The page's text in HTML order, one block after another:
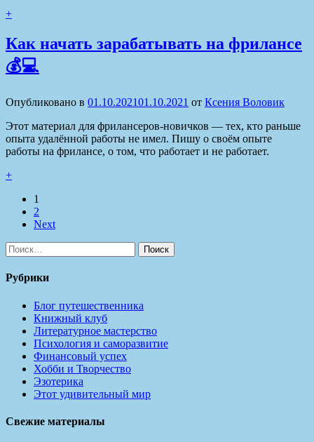
+
Как начать зарабатывать на фрилансе
💰💻
Опубликовано в 01.10.202101.10.2021 от Ксения Воловик
Этот материал для фрилансеров-новичков — тех, кто раньше
опыта удалённой работы не имел. Пишу о своём опыте
работы на фрилансе, о том, что работает и не работает.
+
1
2
Next
Найти:
Рубрики
Блог путешественника
Книжный клуб
Литературное мастерство
Психология и саморазвитие
Финансовый успех
Хобби и Творчество
Эзотерика
Этот удивительный мир
Свежие материалы